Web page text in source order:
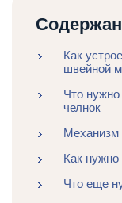
Как
швейной
Что
челнок
Механизм
Как
Что еще